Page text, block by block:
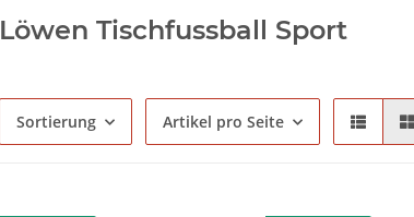
Löwen Tischfussball Sport
Sortierung Artikel pro Seite